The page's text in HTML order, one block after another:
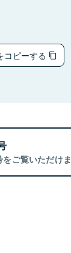
コピーする
ご覧いただけま